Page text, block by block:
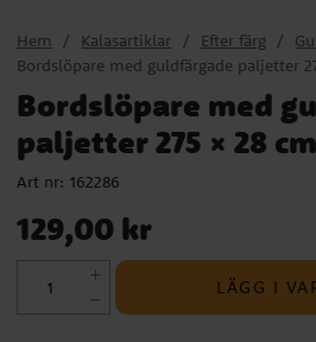
Hem Kalasartiklar Efter färg
Bordslöpare med guldfärgade paljetter
Bordslöpare med
paljetter 275 × 28 cm
Art nr: 162286
Pris:129,00 kr
129,00 kr
LÄGG I